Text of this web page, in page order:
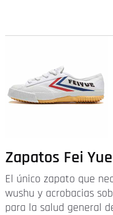
Zapatos Fei Yue
El único zapato que
wushu y acrobacias
para la salud general